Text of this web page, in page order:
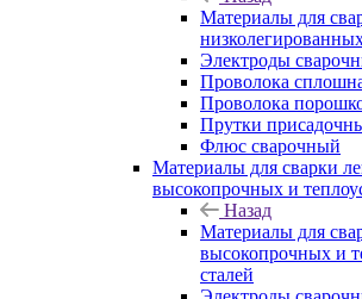
Материалы для
Электроды
Проволока
Проволока
Прутки
Флюс сварочный
Материалы для сварки
высокопрочных и
Назад
Материалы для
высокопрочных и
сталей